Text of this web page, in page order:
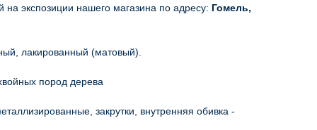
экспозиции нашего магазина по адресу: Гомель,
лакированный (матовый).
пород дерева
закрутки, внутренняя обивка -